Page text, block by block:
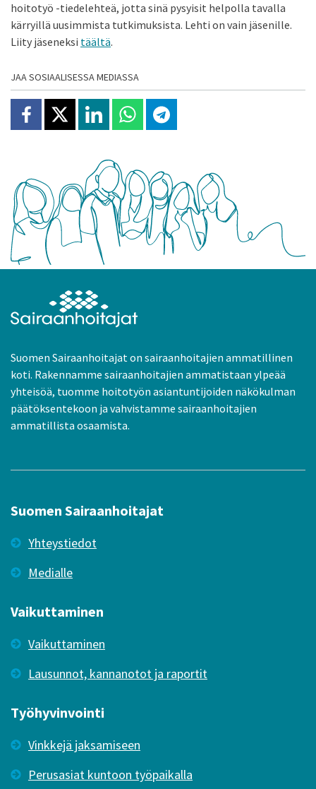
hoitotyö -tiedelehteä, jotta sinä pysyisit helpolla tavalla
kärryillä uusimmista tutkimuksista. Lehti on vain jäsenille.
Liity jäseneksi täältä.
JAA SOSIAALISESSA MEDIASSA
Jaa Facebookissa
Jaa X:ssäJaa Linkedinissä
Jaa Whatsappissa
Jaa Telegramissa
Suomen Sairaanhoitajat on sairaanhoitajien ammatillinen
koti. Rakennamme sairaanhoitajien ammatistaan ylpeää
yhteisöä, tuomme hoitotyön asiantuntijoiden näkökulman
päätöksentekoon ja vahvistamme sairaanhoitajien
ammatillista osaamista.
Suomen Sairaanhoitajat
Yhteystiedot
Medialle
Vaikuttaminen
Vaikuttaminen
Lausunnot, kannanotot ja raportit
Työhyvinvointi
Vinkkejä jaksamiseen
Perusasiat kuntoon työpaikalla